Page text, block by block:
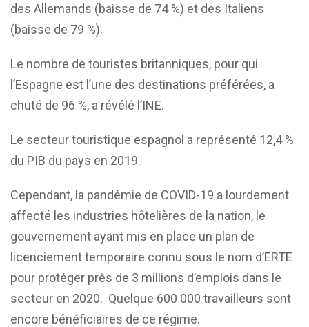
des Allemands (baisse de 74 %) et des Italiens
(baisse de 79 %).
Le nombre de touristes britanniques, pour qui
l’Espagne est l’une des destinations préférées, a
chuté de 96 %, a révélé l’INE.
Le secteur touristique espagnol a représenté 12,4 %
du PIB du pays en 2019.
Cependant, la pandémie de COVID-19 a lourdement
affecté les industries hôtelières de la nation, le
gouvernement ayant mis en place un plan de
licenciement temporaire connu sous le nom d’ERTE
pour protéger près de 3 millions d’emplois dans le
secteur en 2020. Quelque 600 000 travailleurs sont
encore bénéficiaires de ce régime.